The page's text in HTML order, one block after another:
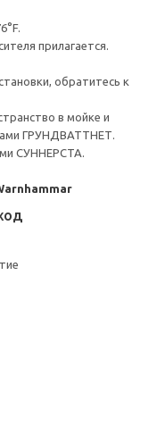
прилагается.
обратитесь к
в мойке и
ГРУНДВАТТНЕТ.
СУННЕРСТА.